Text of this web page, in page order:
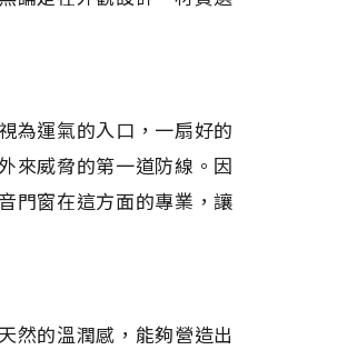
為運氣的入口，一扇好的
來威脅的第一道防線。因
門窗在這方面的專業，讓
然的溫潤感，能夠營造出